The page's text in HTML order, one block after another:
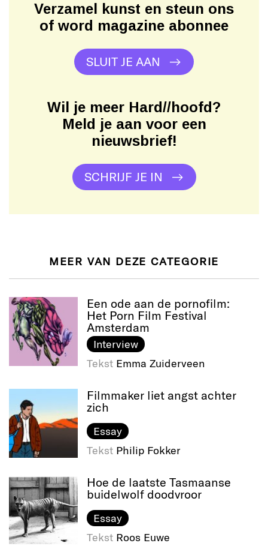
Verzamel kunst en steun ons
of word magazine abonnee
SLUIT JE AAN
Wil je meer Hard//hoofd?
Meld je aan voor een
nieuwsbrief!
SCHRIJF JE IN
MEER VAN DEZE CATEGORIE
Een ode aan de pornofilm:
Het Porn Film Festival
Amsterdam
Interview
Tekst Emma Zuiderveen
Filmmaker liet angst achter
zich
Essay
Tekst Philip Fokker
Hoe de laatste Tasmaanse
buidelwolf doodvroor
Essay
Tekst Roos Euwe